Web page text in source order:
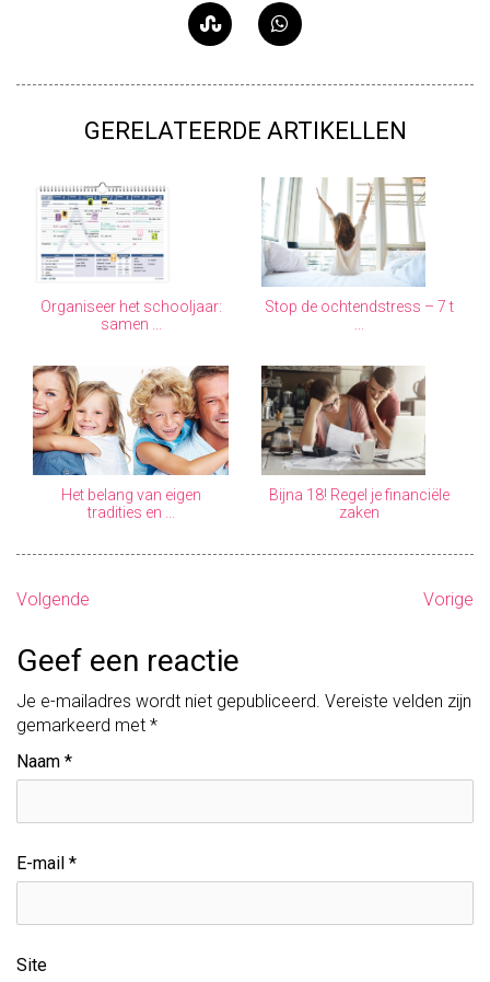
GERELATEERDE ARTIKELLEN
Organiseer het schooljaar:
samen ...
Stop de ochtendstress – 7 t
Het belang van eigen
tradities en ...
Bijna 18! Regel je financiële
zaken
B
e
r
i
c
t
n
a
v
Vorige
Volgende
Geef een reactie
Je e-mailadres wordt niet gepubliceerd. Vereiste velden zijn
gemarkeerd met *
Naam *
E-mail *
Site